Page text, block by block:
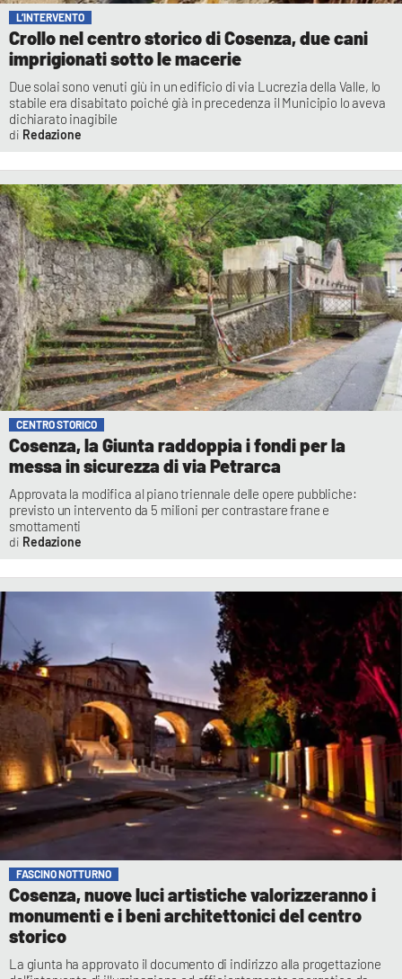
L’INTERVENTO
Crollo nel centro storico di Cosenza, due cani
imprigionati sotto le macerie
Due solai sono venuti giù in un edificio di via Lucrezia della Valle, lo
stabile era disabitato poiché già in precedenza il Municipio lo aveva
dichiarato inagibile
Redazione
CENTRO STORICO
Cosenza, la Giunta raddoppia i fondi per la
messa in sicurezza di via Petrarca
Approvata la modifica al piano triennale delle opere pubbliche:
previsto un intervento da 5 milioni per contrastare frane e
smottamenti
Redazione
FASCINO NOTTURNO
Cosenza, nuove luci artistiche valorizzeranno i
monumenti e i beni architettonici del centro
storico
La giunta ha approvato il documento di indirizzo alla progettazione